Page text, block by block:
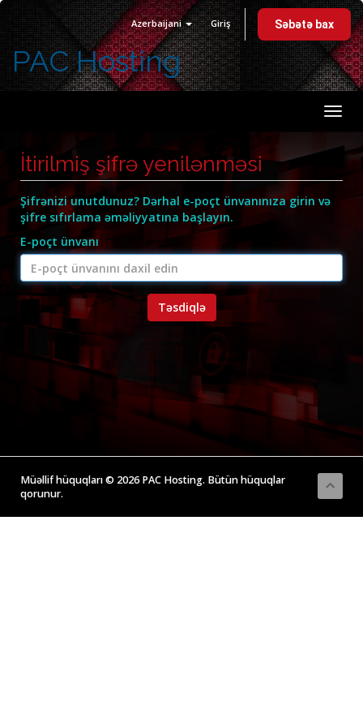
Azerbaijani Giriş Səbətə bax
PAC Hosting
İtirilmiş şifrə yenilənməsi
Şifrənizi unutdunuz? Dərhal e-poçt ünvanınıza girin və
şifre sıfırlama əməliyyatına başlayın.
E-poçt ünvanı
Təsdiqlə
Müəllif hüquqları © 2026 PAC Hosting. Bütün hüquqlar
qorunur.